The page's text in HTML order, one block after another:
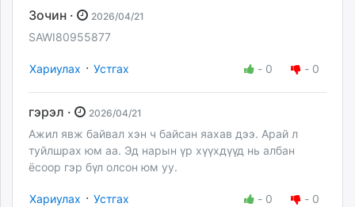
Зочин · 2026/04/21
SAWI80955877
Хариулах · Устгах - 0 - 0
гэрэл · 2026/04/21
Ажил явж байвал хэн ч байсан яахав дээ. Арай л
туйлшрах юм аа. Эд нарын үр хүүхдүүд нь албан
ёсоор гэр бүл олсон юм уу.
Хариулах · Устгах - 0 - 0